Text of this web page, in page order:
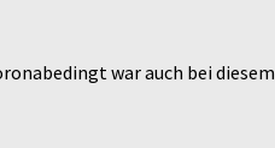
war auch bei diesem